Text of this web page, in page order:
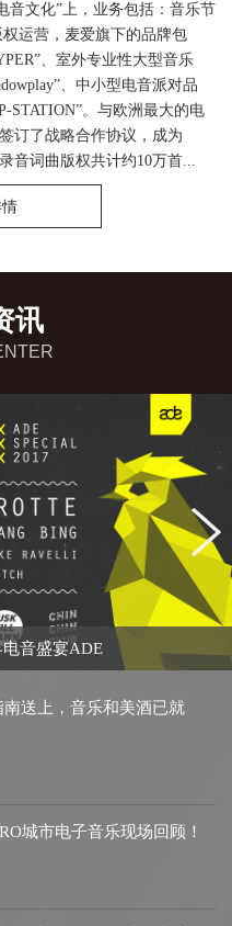
音文化”上，业务包括：音乐节
运营，麦爱旗下的品牌包
、室外专业性大型音乐
、中小型电音派对品
STATION”。与欧洲最大的电
订了战略合作协议，成为
音词曲版权共计约10万首...
讯
音盛宴ADE
送上，音乐和美酒已就
城市电子音乐现场回顾！